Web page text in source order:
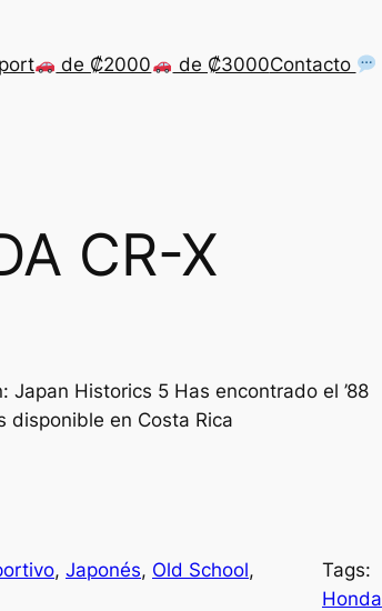
de ₡2000 de ₡3000Contacto
CR-X
Japan Historics 5 Has encontrado el ’88
disponible en Costa Rica
, Japonés, Old School
Tags:
Honda